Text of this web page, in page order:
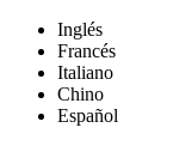
Inglés
Francés
Italiano
Chino
Español